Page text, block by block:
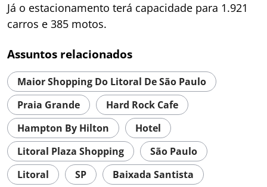
Já o estacionamento terá capacidade para 1.921
carros e 385 motos.
Assuntos relacionados
Maior Shopping Do Litoral De São Paulo
Praia Grande
Hard Rock Cafe
Hampton By Hilton
Hotel
Litoral Plaza Shopping
São Paulo
Litoral
SP Baixada Santista